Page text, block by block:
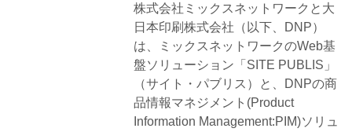
株式会社ミックスネットワークと大
日本印刷株式会社（以下、DNP）
は、ミックスネットワークのWeb基
盤ソリューション「SITE PUBLIS」
（サイト・パブリス）と、DNPの商
品情報マネジメント(Product
Information Management:PIM)ソリュ